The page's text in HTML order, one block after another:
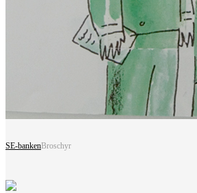
SE-bankenBroschyr